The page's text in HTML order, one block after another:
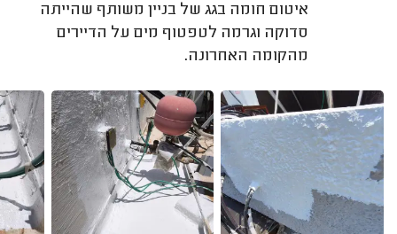
איטום חומה בגג של בניין משותף שהייתה
סדוקה וגרמה לטפטוף מים על הדיירים
מהקומה האחרונה.